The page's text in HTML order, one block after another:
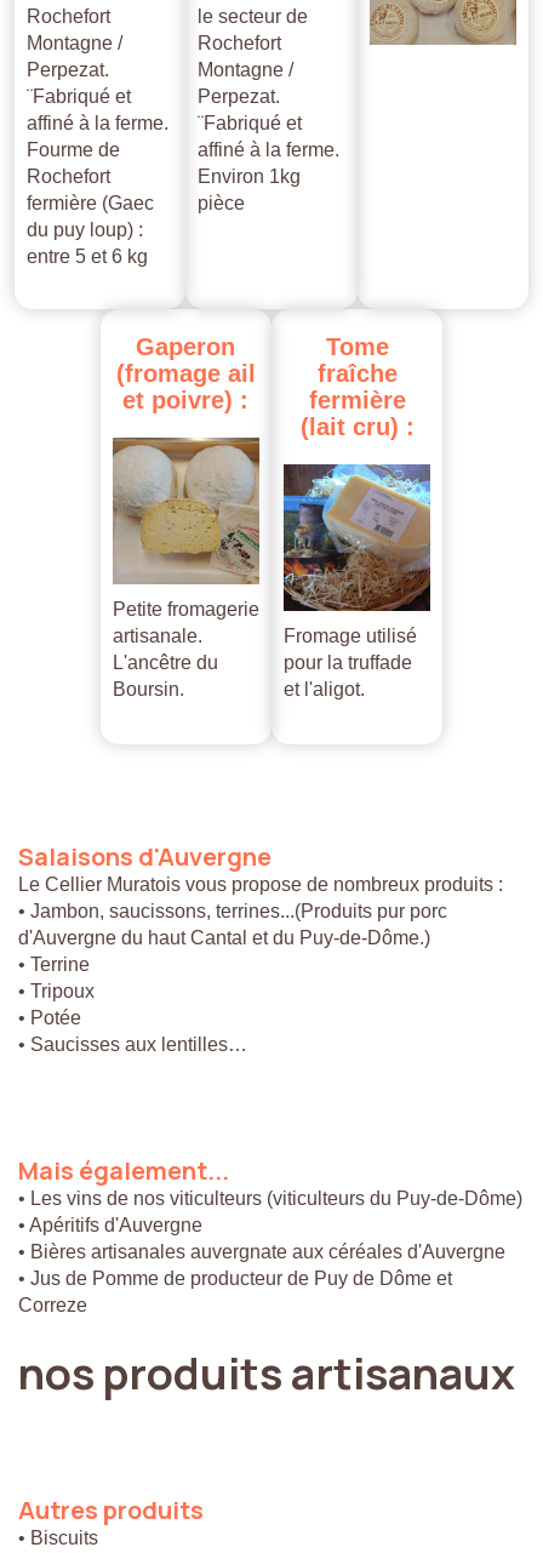
Rochefort
Montagne /
Perpezat.
¨Fabriqué et
affiné à la ferme.
Fourme de
Rochefort
fermière (Gaec
du puy loup) :
entre 5 et 6 kg
le secteur de
Rochefort
Montagne /
Perpezat.
¨Fabriqué et
affiné à la ferme.
Environ 1kg
pièce
Gaperon
(fromage ail
et poivre) :
Petite fromagerie
artisanale.
L'ancêtre du
Boursin.
Tome
fraîche
fermière
(lait cru) :
Fromage utilisé
pour la truffade
et l'aligot.
Salaisons d'Auvergne
Le Cellier Muratois vous propose de nombreux produits :
• Jambon, saucissons, terrines...(Produits pur porc
d'Auvergne du haut Cantal et du Puy-de-Dôme.)
• Terrine
• Tripoux
• Potée
• Saucisses aux lentilles…
Mais également...
• Les vins de nos viticulteurs (viticulteurs du Puy-de-Dôme)
• Apéritifs d'Auvergne
• Bières artisanales auvergnate aux céréales d'Auvergne
• Jus de Pomme de producteur de Puy de Dôme et
Correze
nos produitsartisanaux
Autres produits
• Biscuits